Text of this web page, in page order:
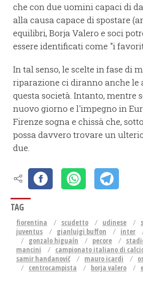
che con due uomini capaci di
alla causa capace di spostare
equilibri, Borja Valero e soci
essere identificati come "i
In tal senso, le scelte in fase di
riparazione ci diranno anche le
questa società. Intanto, mentre
nuovo giorno e l'impegno in
Firenze sogna e chissà che,
possa davvero trovare un
due.
TAG
fiorentina scudetto udinese
juventus
gianluigi buffon inter
gonzalo higuaín
pecore
mancini
campionato italiano di
samir handanovič
mauro icardi
centrocampista
borja valero